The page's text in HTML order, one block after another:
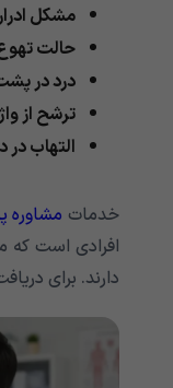
مشکل
حالت
درد در
ترشح از
التهاب در
خدمات مشاوره
افرادی است
دارند. برای